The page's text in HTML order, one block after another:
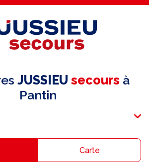
JUSSIEU secours à
Pantin
Carte